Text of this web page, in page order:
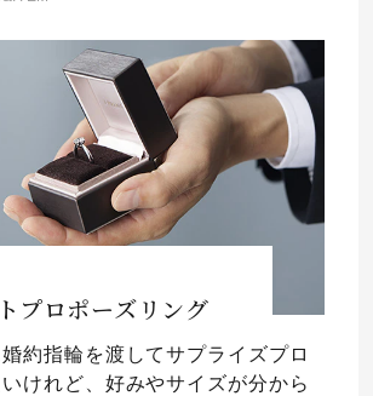
プロポーズリング
約指輪を渡してサプライズプロ
けれど、好みやサイズが分から